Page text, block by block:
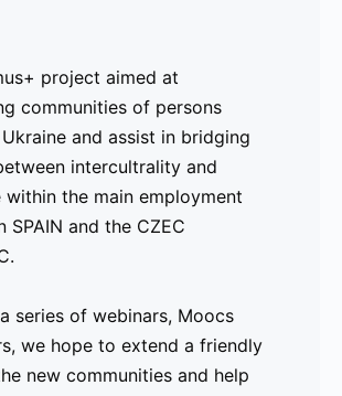
project aimed at
communities of persons
and assist in bridging
intercultrality and
within the main employment
SPAIN and the CZEC
series of webinars, Moocs
we hope to extend a friendly
new communities and help